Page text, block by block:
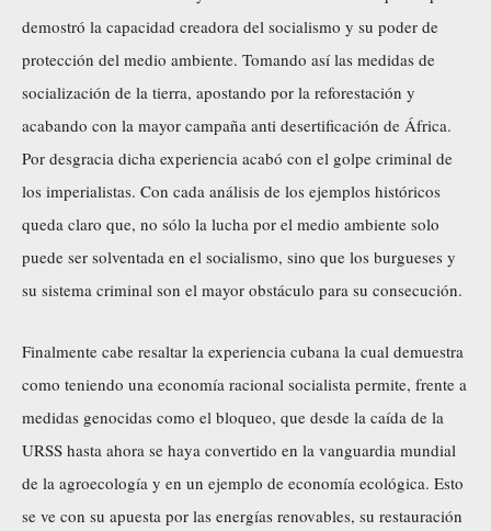
demostró la capacidad creadora del socialismo y su poder de
protección del medio ambiente. Tomando así las medidas de
socialización de la tierra, apostando por la reforestación y
acabando con la mayor campaña anti desertificación de África.
Por desgracia dicha experiencia acabó con el golpe criminal de
los imperialistas. Con cada análisis de los ejemplos históricos
queda claro que, no sólo la lucha por el medio ambiente solo
puede ser solventada en el socialismo, sino que los burgueses y
su sistema criminal son el mayor obstáculo para su consecución.
Finalmente cabe resaltar la experiencia cubana la cual demuestra
como teniendo una economía racional socialista permite, frente a
medidas genocidas como el bloqueo, que desde la caída de la
URSS hasta ahora se haya convertido en la vanguardia mundial
de la agroecología y en un ejemplo de economía ecológica. Esto
se ve con su apuesta por las energías renovables, su restauración